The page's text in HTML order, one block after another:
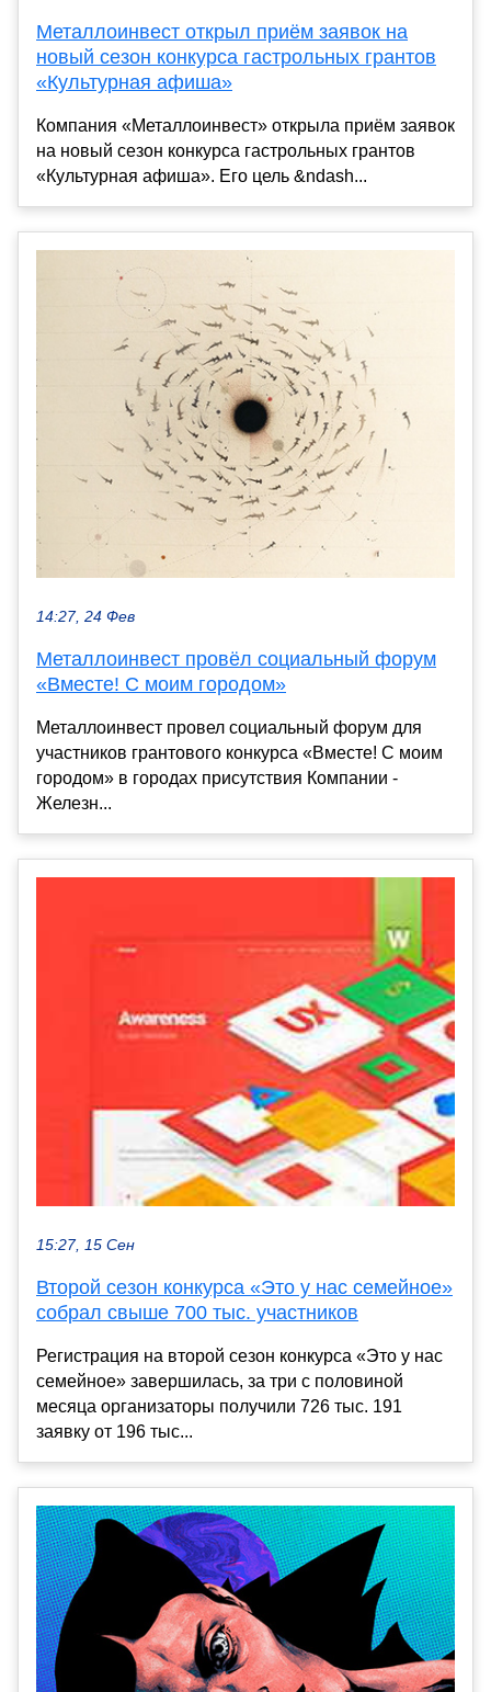
Металлоинвест открыл приём заявок на
новый сезон конкурса гастрольных грантов
«Культурная афиша»
Компания «Металлоинвест» открыла приём заявок
на новый сезон конкурса гастрольных грантов
«Культурная афиша». Его цель &ndash...
14:27, 24 Фев
Металлоинвест провёл социальный форум
«Вместе! С моим городом»
Металлоинвест провел социальный форум для
участников грантового конкурса «Вместе! С моим
городом» в городах присутствия Компании -
Железн...
15:27, 15 Сен
Второй сезон конкурса «Это у нас семейное»
собрал свыше 700 тыс. участников
Регистрация на второй сезон конкурса «Это у нас
семейное» завершилась, за три с половиной
месяца организаторы получили 726 тыс. 191
заявку от 196 тыс...